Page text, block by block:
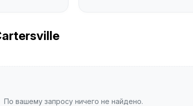
По вашему запросу ничего не найдено.